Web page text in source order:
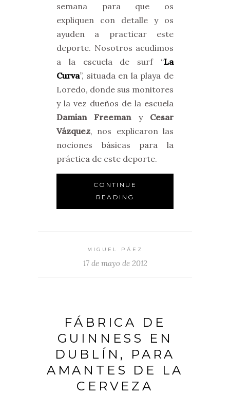
semana para que os
expliquen con detalle y os
ayuden a practicar este
deporte. Nosotros acudimos
a la escuela de surf “La
Curva”, situada en la playa de
Loredo, donde sus monitores
y la vez dueños de la escuela
Damian Freemany Cesar
Vázquez, nos explicaron las
nociones básicas para la
práctica de este deporte.
CONTINUE
READING
MIGUEL PÁEZ
17 de mayo de 2012
FÁBRICA DE
GUINNESS EN
DUBLÍN, PARA
AMANTES DE LA
CERVEZA